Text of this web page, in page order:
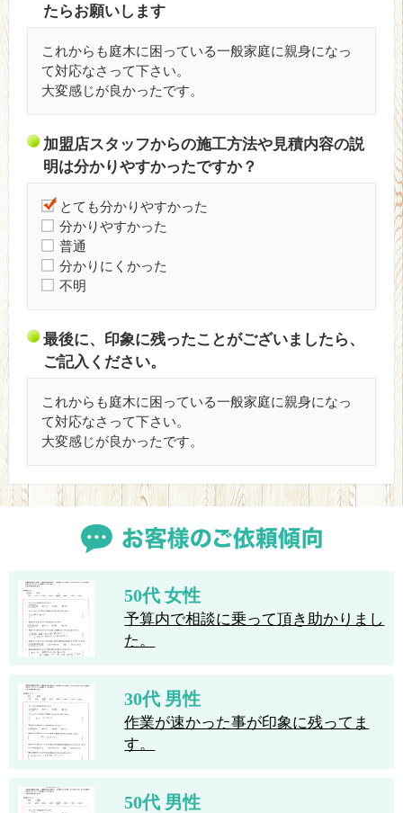
たらお願いします
これからも庭木に困っている一般家庭に親身になっ
て対応なさって下さい。
大変感じが良かったです。
加盟店スタッフからの施工方法や見積内容の説
明は分かりやすかったですか？
とても分かりやすかった
分かりやすかった
普通
分かりにくかった
不明
最後に、印象に残ったことがございましたら、
ご記入ください。
これからも庭木に困っている一般家庭に親身になっ
て対応なさって下さい。
大変感じが良かったです。
50代 女性
予算内で相談に乗って頂き助かりまし
た。
30代 男性
作業が速かった事が印象に残ってま
す。
50代 男性